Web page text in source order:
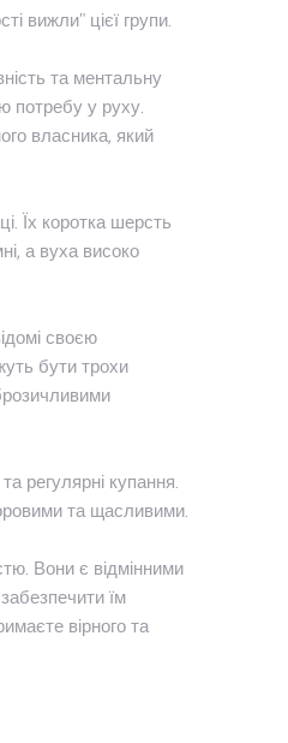
вижли" цієї групи.
та ментальну
потребу у руху.
власника, який
Їх коротка шерсть
а вуха високо
своєю
бути трохи
регулярні купання.
та щасливими.
Вони є відмінними
їм
вірного та